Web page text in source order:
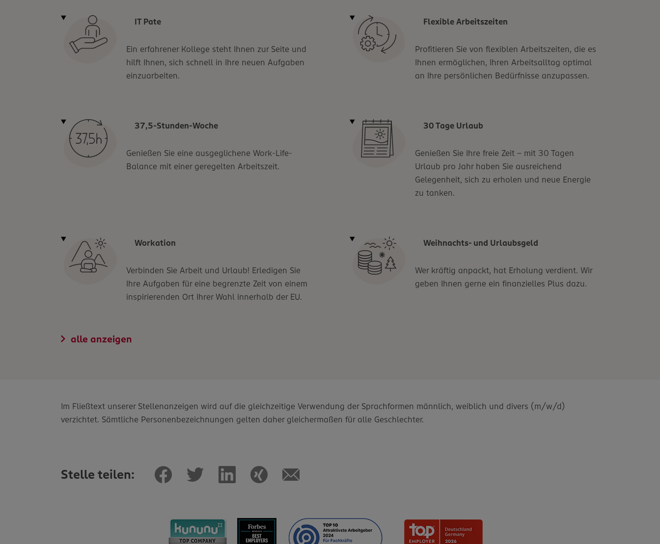
IT Pate
Ein erfahrener Kollege steht Ihnen zur Seite und
hilft Ihnen, sich schnell in Ihre neuen Aufgaben
einzuarbeiten.
Flexible Arbeitszeiten
Profitieren Sie von flexiblen Arbeitszeiten, die es
Ihnen ermöglichen, Ihren Arbeitsalltag optimal
an Ihre persönlichen Bedürfnisse anzupassen.
37,5-Stunden-Woche
Genießen Sie eine ausgeglichene Work-Life-
Balance mit einer geregelten Arbeitszeit.
30 Tage Urlaub
Genießen Sie Ihre freie Zeit – mit 30 Tagen
Urlaub pro Jahr haben Sie ausreichend
Gelegenheit, sich zu erholen und neue Energie
zu tanken.
Workation
Verbinden Sie Arbeit und Urlaub! Erledigen Sie
Ihre Aufgaben für eine begrenzte Zeit von einem
inspirierenden Ort Ihrer Wahl innerhalb der EU.
Weihnachts- und Urlaubsgeld
Wer kräftig anpackt, hat Erholung verdient. Wir
geben Ihnen gerne ein finanzielles Plus dazu.
alle anzeigen
Im Fließtext unserer Stellenanzeigen wird auf die gleichzeitige Verwendung der Sprachformen männlich, weiblich und divers (m/w/d)
verzichtet. Sämtliche Personenbezeichnungen gelten daher gleichermaßen für alle Geschlechter.
Stelle teilen: